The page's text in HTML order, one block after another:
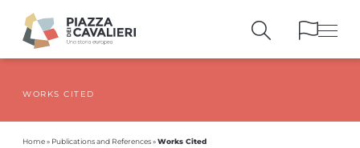
WORKS CITED
Home» Publications and References»Works Cited